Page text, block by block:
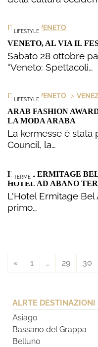
LIFESTYLE
ITALIA > VENETO
VENETO, AL VIA IL
Sabato 28 ottobre
“Veneto: Spettacoli…
LIFESTYLE
ITALIA > VENETO >
ARAB FASHION
LA MODA ARABA
La kermesse è stata
Council, la…
TERME
HOTEL ERMITAGE
HOTEL AD ABANO
L'Hotel Ermitage Bel
primo…
« 1 … 29 30
ALRTE DESTINAZIONI
Asiago
Bassano del Grappa
Belluno